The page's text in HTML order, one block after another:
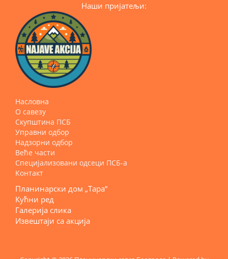
Наши пријатељи:
Насловна
О савезу
Скупштина ПСБ
Управни одбор
Надзорни одбор
Веће части
Специјализовани одсеци ПСБ-а
Контакт
Планинарски дом „Тара“
Кућни ред
Галерија слика
Извештаји са акција